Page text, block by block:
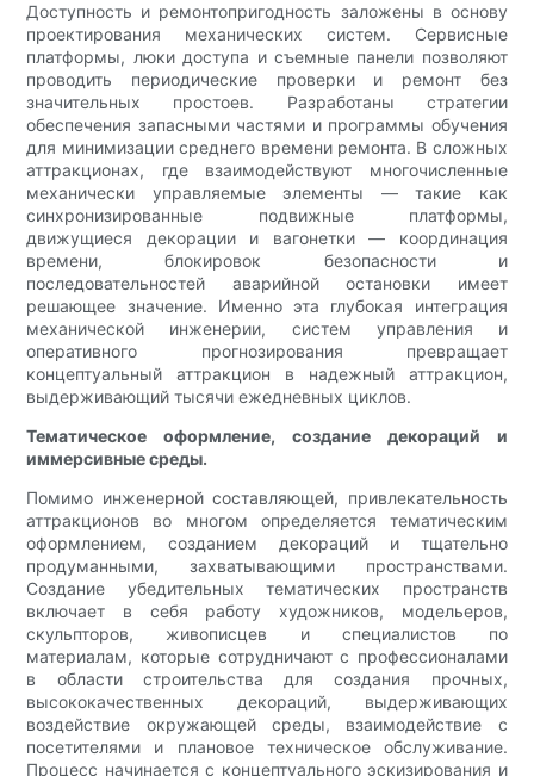
Доступность и ремонтопригодность заложены в основу
проектирования механических систем. Сервисные
платформы, люки доступа и съемные панели позволяют
проводить периодические проверки и ремонт без
значительных простоев. Разработаны стратегии
обеспечения запасными частями и программы обучения
для минимизации среднего времени ремонта. В сложных
аттракционах, где взаимодействуют многочисленные
механически управляемые элементы — такие как
синхронизированные подвижные платформы,
движущиеся декорации и вагонетки — координация
времени, блокировок безопасности и
последовательностей аварийной остановки имеет
решающее значение. Именно эта глубокая интеграция
механической инженерии, систем управления и
оперативного прогнозирования превращает
концептуальный аттракцион в надежный аттракцион,
выдерживающий тысячи ежедневных циклов.
Тематическое оформление, создание декораций и
иммерсивные среды.
Помимо инженерной составляющей, привлекательность
аттракционов во многом определяется тематическим
оформлением, созданием декораций и тщательно
продуманными, захватывающими пространствами.
Создание убедительных тематических пространств
включает в себя работу художников, модельеров,
скульпторов, живописцев и специалистов по
материалам, которые сотрудничают с профессионалами
в области строительства для создания прочных,
высококачественных декораций, выдерживающих
воздействие окружающей среды, взаимодействие с
посетителями и плановое техническое обслуживание.
Процесс начинается с концептуального эскизирования и